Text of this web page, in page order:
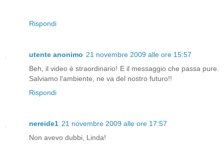
Rispondi
utente anonimo 21 novembre 2009 alle ore 15:57
Beh, il video è straordinario! E il messaggio che passa pure.
Salviamo l'ambiente, ne va del nostro futuro!!
Rispondi
nereide1 21 novembre 2009 alle ore 17:57
Non avevo dubbi, Linda!